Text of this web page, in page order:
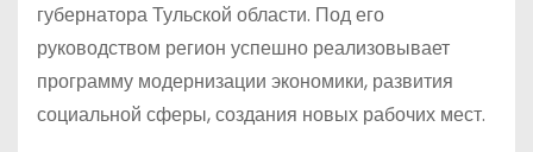
губернатора Тульской области. Под его
руководством регион успешно реализовывает
программу модернизации экономики, развития
социальной сферы, создания новых рабочих мест.